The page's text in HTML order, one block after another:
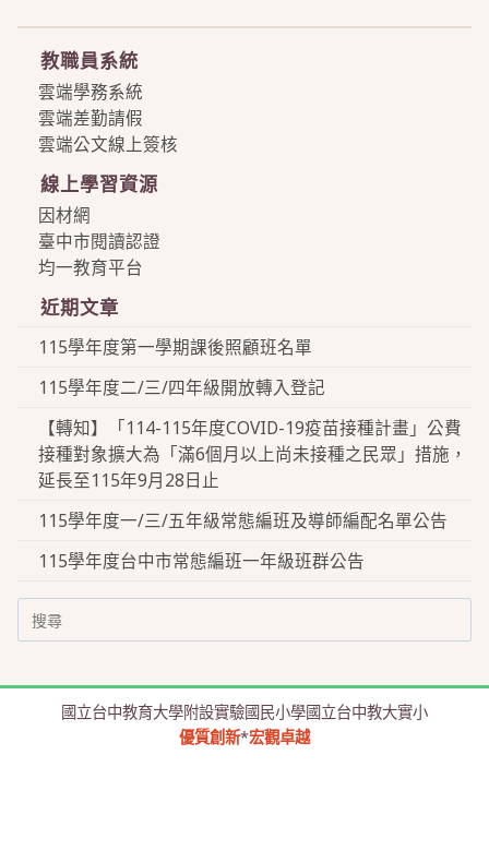
教職員系統
雲端學務系統
雲端差勤請假
雲端公文線上簽核
線上學習資源
因材網
臺中市閱讀認證
均一教育平台
近期文章
115學年度第一學期課後照顧班名單
115學年度二/三/四年級開放轉入登記
【轉知】「114-115年度COVID-19疫苗接種計畫」公費
接種對象擴大為「滿6個月以上尚未接種之民眾」措施，
延長至115年9月28日止
115學年度一/三/五年級常態編班及導師編配名單公告
115學年度台中市常態編班一年級班群公告
Search
for:
國立台中教育大學附設實驗國民小學國立台中教大實小
優質創新*宏觀卓越